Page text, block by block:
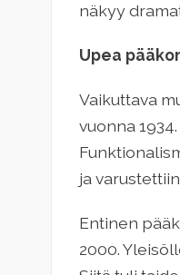
näkyy
Upea
Vaikuttava
vuonna
ja
Entinen
2000.